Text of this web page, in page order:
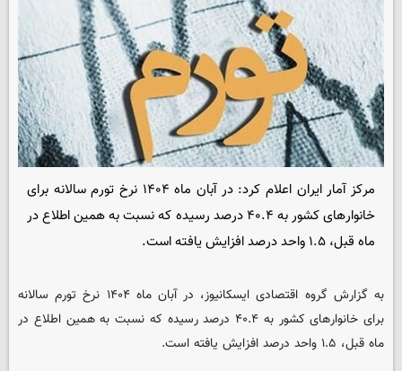
مرکز آمار ایران اعلام کرد: در آبان ماه ۱۴۰۴ نرخ تورم سالانه برای
خانوارهای کشور به ۴۰.۴ درصد رسیده که نسبت به همین اطلاع در
ماه قبل، ۱.۵ واحد درصد افزایش یافته است.
به گزارش گروه اقتصادی ایسکانیوز
، در آبان ماه ۱۴۰۴ نرخ تورم سالانه
برای خانوارهای کشور به ۴۰.۴ درصد رسیده که نسبت به همین اطلاع در
ماه قبل، ۱.۵ واحد درصد افزایش یافته است.